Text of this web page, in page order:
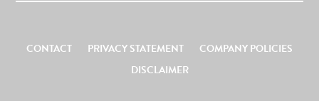
CONTACT PRIVACY STATEMENT
COMPANY POLICIES
DISCLAIMER